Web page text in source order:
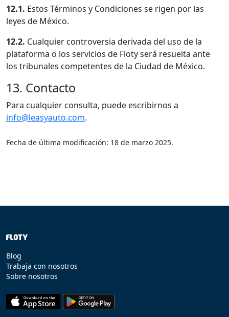
12.1. Estos Términos y Condiciones se rigen por las
leyes de México.
12.2. Cualquier controversia derivada del uso de la
plataforma o los servicios de Floty será resuelta ante
los tribunales competentes de la Ciudad de México.
13. Contacto
Para cualquier consulta, puede escribirnos a
info@leasyauto.com.
Fecha de última modificación: 18 de marzo 2025.
Blog
Trabaja con nosotros
Sobre nosotros